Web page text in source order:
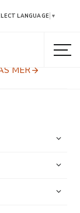
LANGUAGE ▼
MER